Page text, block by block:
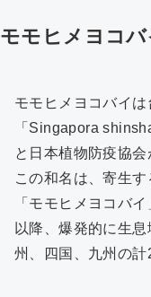
モモヒメヨコ
モモヒメヨコバイ
「Singapora
と日本植物防疫協会
この和名は、寄生
「モモヒメヨコバ
以降、爆発的に生
州、四国、九州の計